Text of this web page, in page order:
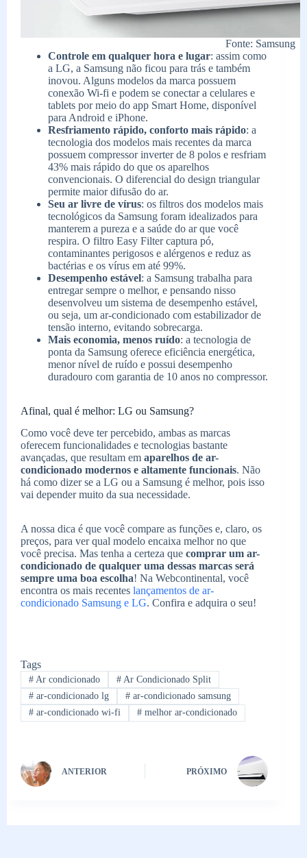
Fonte: Samsung
Controle em qualquer hora e lugar: assim como
a LG, a Samsung não ficou para trás e também
inovou. Alguns modelos da marca possuem
conexão Wi-fi e podem se conectar a celulares e
tablets por meio do app Smart Home, disponível
para Android e iPhone.
Resfriamento rápido, conforto mais rápido: a
tecnologia dos modelos mais recentes da marca
possuem compressor inverter de 8 polos e resfriam
43% mais rápido do que os aparelhos
convencionais. O diferencial do design triangular
permite maior difusão do ar.
Seu ar livre de vírus: os filtros dos modelos mais
tecnológicos da Samsung foram idealizados para
manterem a pureza e a saúde do ar que você
respira. O filtro Easy Filter captura pó,
contaminantes perigosos e alérgenos e reduz as
bactérias e os vírus em até 99%.
Desempenho estável: a Samsung trabalha para
entregar sempre o melhor, e pensando nisso
desenvolveu um sistema de desempenho estável,
ou seja, um ar-condicionado com estabilizador de
tensão interno, evitando sobrecarga.
Mais economia, menos ruído: a tecnologia de
ponta da Samsung oferece eficiência energética,
menor nível de ruído e possui desempenho
duradouro com garantia de 10 anos no compressor.
Afinal, qual é melhor: LG ou Samsung?
Como você deve ter percebido, ambas as marcas
oferecem funcionalidades e tecnologias bastante
avançadas, que resultam em aparelhos de ar-
condicionado modernos e altamente funcionais. Não
há como dizer se a LG ou a Samsung é melhor, pois isso
vai depender muito da sua necessidade.
A nossa dica é que você compare as funções e, claro, os
preços, para ver qual modelo encaixa melhor no que
você precisa. Mas tenha a certeza que comprar um ar-
condicionado de qualquer uma dessas marcas será
sempre uma boa escolha! Na Webcontinental, você
encontra os mais recentes lançamentos de ar-
condicionado Samsung e LG. Confira e adquira o seu!
Tags
#Ar condicionado #Ar Condicionado Split
#ar-condicionado lg #ar-condicionado samsung
#ar-condicionado wi-fi #melhor ar-condicionado
ANTERIOR PRÓXIMO